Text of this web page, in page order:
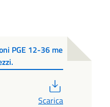
PGE 12-36 me
Scarica